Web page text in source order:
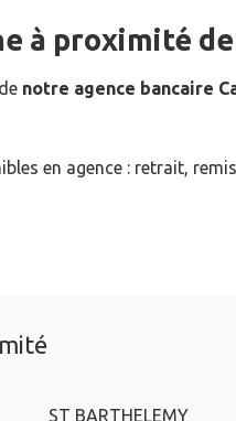
à proximité de
notre agence bancaire
en agence : retrait,
ST BARTHELEMY